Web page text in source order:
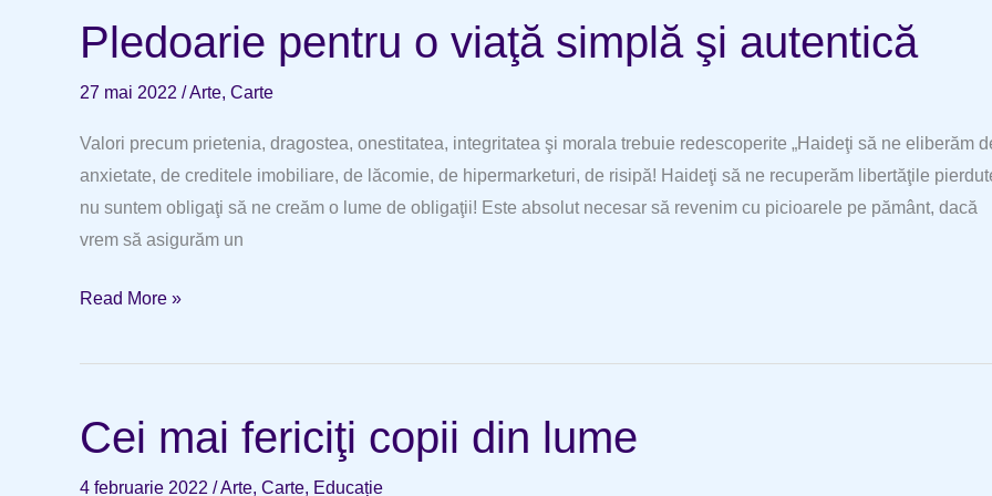
Pledoarie pentru o viaţă simplă şi autentică
27 mai 2022 /Arte, Carte
Valori precum prietenia, dragostea, onestitatea, integritatea şi morala trebuie redescoperite „Haideţi să ne eliberăm
anxietate, de creditele imobiliare, de lăcomie, de hipermarketuri, de risipă! Haideţi să ne recuperăm libertăţile
nu suntem obligaţi să ne creăm o lume de obligaţii! Este absolut necesar să revenim cu picioarele pe pământ, dacă
vrem să asigurăm un
Pledoarie
o
simplă
şi
autentică
Read More »
Cei mai fericiţi copii din lume
4 februarie 2022 /Arte, Carte, Educație